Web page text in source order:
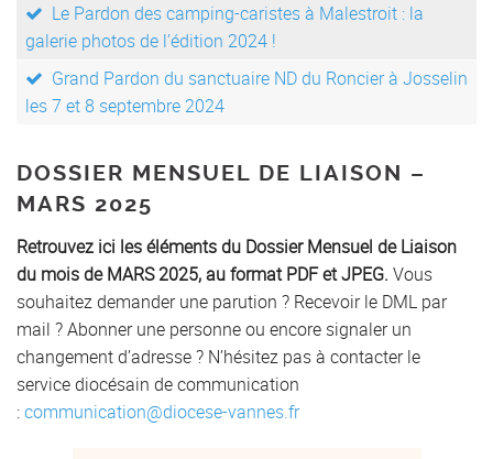
Le Pardon des camping-caristes à Malestroit : la
galerie photos de l’édition 2024 !
Grand Pardon du sanctuaire ND du Roncier à Josselin
les 7 et 8 septembre 2024
DOSSIER MENSUEL DE LIAISON –
MARS 2025
Retrouvez ici les éléments du Dossier Mensuel de Liaison
du mois de MARS 2025, au format PDF et JPEG. Vous
souhaitez demander une parution ? Recevoir le DML par
mail ? Abonner une personne ou encore signaler un
changement d’adresse ? N’hésitez pas à contacter le
service diocésain de communication
:communication@diocese-vannes.fr